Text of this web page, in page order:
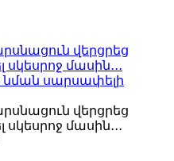
վերցրեց
մասին․․․
նման սարսափելի
վերցրեց
մասին․․․